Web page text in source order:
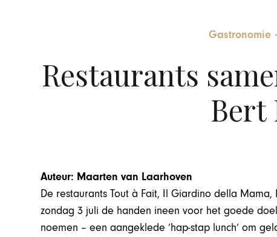
Gastronomie -
Restaurants
Bert
Auteur: Maarten van Laarhoven
De restaurants Tout à Fait, Il Giardino della
zondag 3 juli de handen ineen voor het goede
noemen – een aangeklede ‘hap-stap lunch’ om